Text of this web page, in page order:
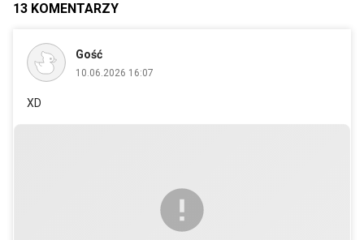
13 KOMENTARZY
Gość
10.06.2026 16:07
XD